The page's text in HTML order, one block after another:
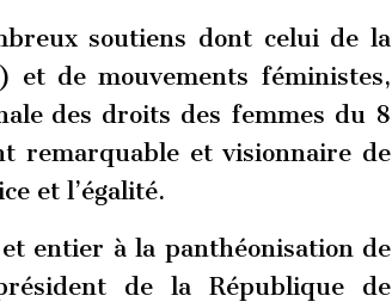
soutiens dont celui de la
et de mouvements féministes,
des droits des femmes du 8
remarquable et visionnaire de
et l’égalité.
entier à la panthéonisation de
de la République de